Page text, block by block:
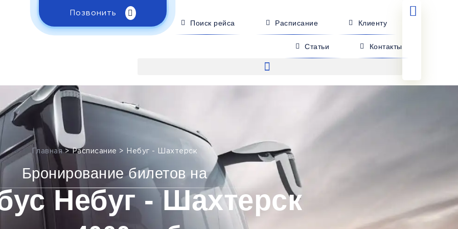
Позвонить
Поиск рейса Расписание Клиенту
Статьи Контакты
Главная>Расписание > Небуг - Шахтерск
Бронирование билетов на
Небуг - Шахтерск